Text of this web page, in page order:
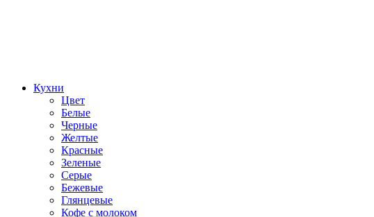
Кухни
Цвет
Белые
Черные
Желтые
Красные
Зеленые
Серые
Бежевые
Глянцевые
Кофе с молоком